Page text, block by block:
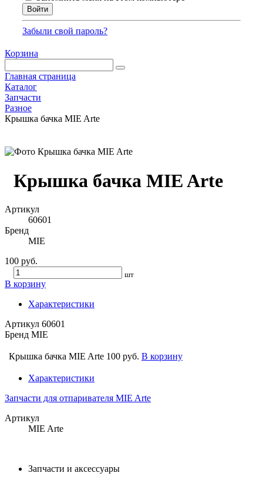
Забыли свой пароль?
Корзина
Главная страница
Каталог
Запчасти
Разное
Крышка бачка MIE Arte
Крышка бачка MIE Arte
Артикул
60601
Бренд
MIE
100 руб.
шт
В корзину
Характеристики
Артикул 60601
Бренд MIE
Крышка бачка MIE Arte 100 руб. В корзину
Характеристики
Запчасти для отпаривателя MIE Arte
Артикул
MIE Arte
Запчасти и аксессуары